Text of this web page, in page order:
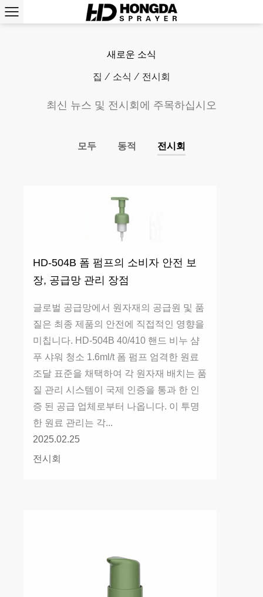
새로운 소식
집 / 소식 / 전시회
최신 뉴스 및 전시회에 주목하십시오
모두 동적 전시회
HD-504B 폼 펌프의 소비자 안전 보
장, 공급망 관리 장점
글로벌 공급망에서 원자재의 공급원 및 품
질은 최종 제품의 안전에 직접적인 영향을
미칩니다. HD-504B 40/410 핸드 비누 샴
푸 샤워 청소 1.6ml/t 폼 펌프 엄격한 원료
조달 표준을 채택하여 각 원자재 배치는 품
질 관리 시스템이 국제 인증을 통과 한 인
증 된 공급 업체로부터 나옵니다. 이 투명
한 원료 관리는 각...
2025.02.25
전시회